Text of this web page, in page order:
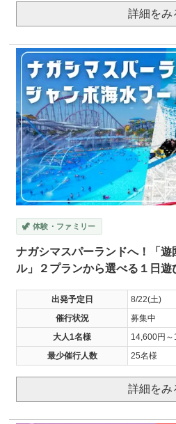
詳細をみ
🦖 体験・ファミリー
ナガシマスパーランドへ！「
ル」２プランから選べる１日遊
出発予定日
8/22(土)
催行状況
募集中
大人1名様
14,600円～
最少催行人数
25名様
詳細をみ